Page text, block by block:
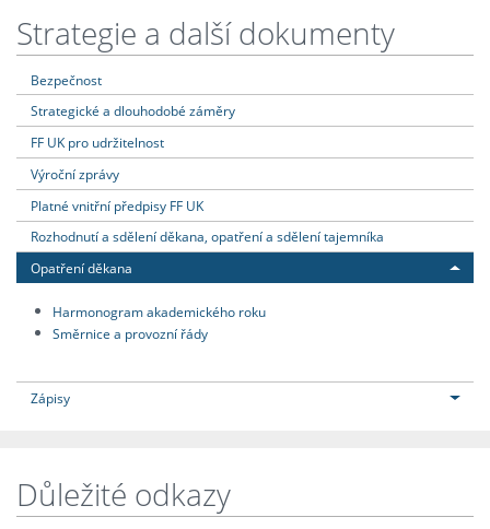
Strategie a další dokumenty
Bezpečnost
Strategické a dlouhodobé záměry
FF UK pro udržitelnost
Výroční zprávy
Platné vnitřní předpisy FF UK
Rozhodnutí a sdělení děkana, opatření a sdělení tajemníka
Opatření děkana
Harmonogram akademického roku
Směrnice a provozní řády
Zápisy
Důležité odkazy